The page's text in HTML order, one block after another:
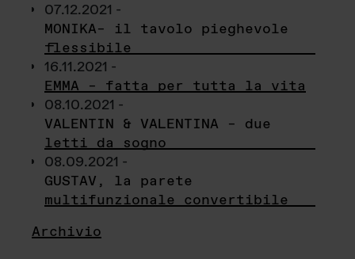
07.12.2021 -
MONIKA– il tavolo pieghevole
flessibile
16.11.2021 -
EMMA – fatta per tutta la vita
08.10.2021 -
VALENTIN & VALENTINA – due
letti da sogno
08.09.2021 -
GUSTAV, la parete
multifunzionale convertibile
Archivio